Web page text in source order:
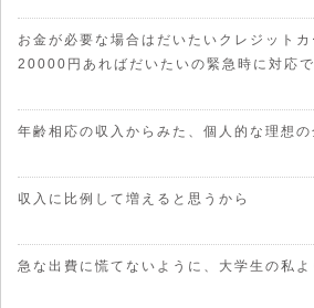
お金が必要な場合はだいたいクレジットカ
20000円あればだいたいの緊急時に対応
年齢相応の収入からみた、個人的な理想の
収入に比例して増えると思うから
急な出費に慌てないように、大学生の私